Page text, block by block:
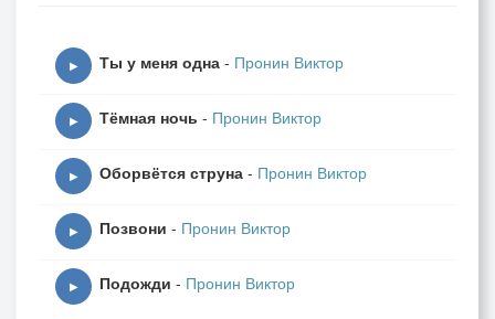
▶ Ты у меня одна - Пронин Виктор
▶ Тёмная ночь - Пронин Виктор
▶ Оборвётся струна - Пронин Виктор
▶ Позвони - Пронин Виктор
▶ Подожди - Пронин Виктор